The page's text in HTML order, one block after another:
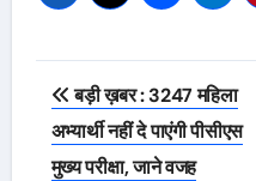
Post
navigation
बड़ी ख़बर : 3247 महिला
अभ्यार्थी नहीं दे पाएंगी पीसीएस
मुख्य परीक्षा, जाने वजह